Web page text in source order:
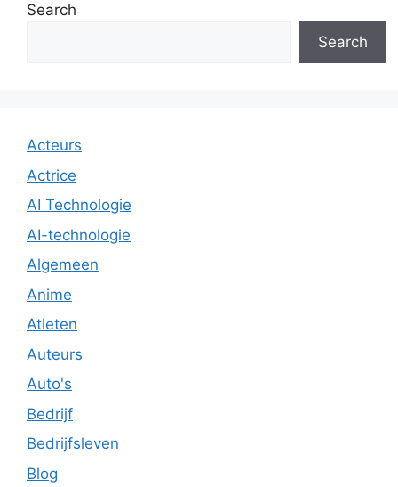
Search
Search
Acteurs
Actrice
AI Technologie
AI-technologie
Algemeen
Anime
Atleten
Auteurs
Auto's
Bedrijf
Bedrijfsleven
Blog